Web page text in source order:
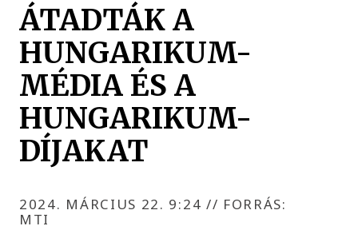
ÁTADTÁK A
HUNGARIKUM-
MÉDIA ÉS A
HUNGARIKUM-
DÍJAKAT
2024. MÁRCIUS 22. 9:24 // FORRÁS:
MTI